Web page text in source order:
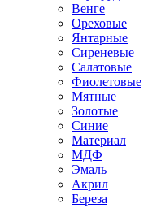
Венге
Ореховые
Янтарные
Сиреневые
Салатовые
Фиолетовые
Мятные
Золотые
Синие
Материал
МДФ
Эмаль
Акрил
Береза